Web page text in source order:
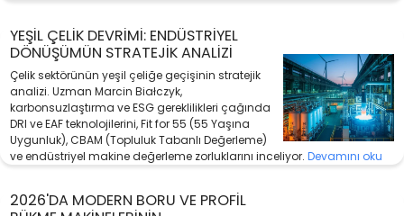
YEŞIL ÇELIK DEVRIMI: ENDÜSTRIYEL
DÖNÜŞÜMÜN STRATEJIK ANALIZI
Çelik sektörünün yeşil çeliğe geçişinin stratejik
analizi. Uzman Marcin Białczyk,
karbonsuzlaştırma ve ESG gereklilikleri çağında
DRI ve EAF teknolojilerini, Fit for 55 (55 Yaşına
Uygunluk), CBAM (Topluluk Tabanlı Değerleme)
ve endüstriyel makine değerleme zorluklarını inceliyor. Devamını oku
2026'DA MODERN BORU VE PROFIL